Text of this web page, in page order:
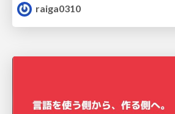
raiga0310